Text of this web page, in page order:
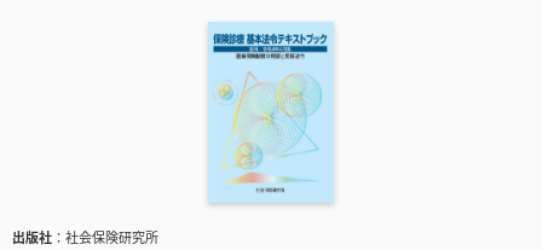
出版社
社会保険研究所